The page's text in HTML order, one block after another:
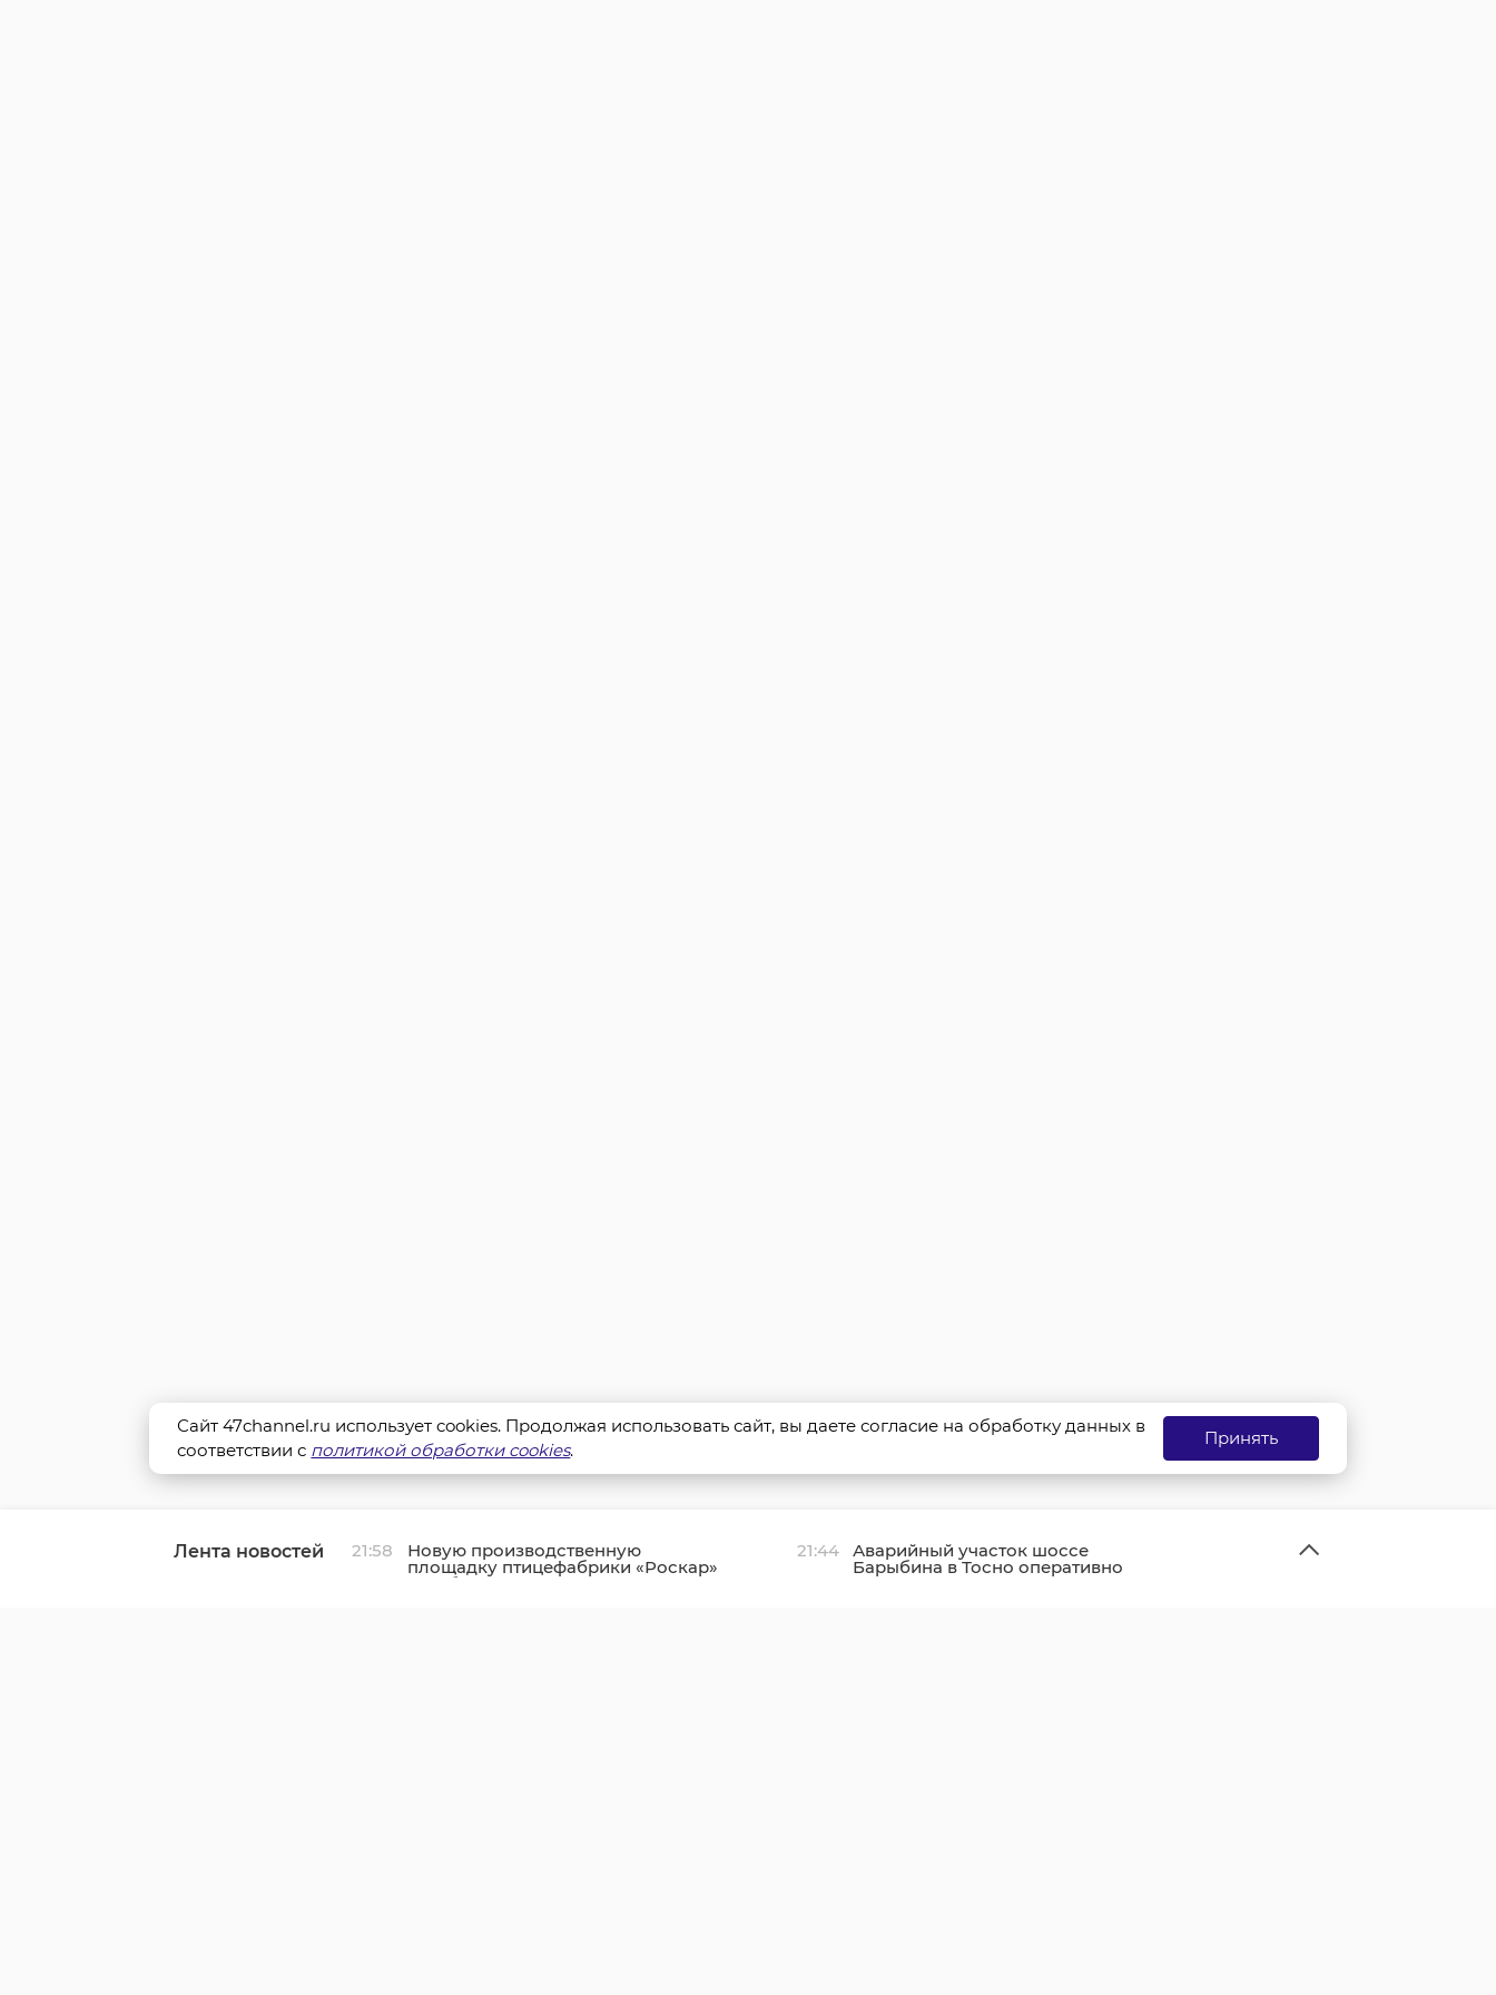
Лента новостей 21:58 Новую производственную
площадку птицефабрики «Роскар»
в Выборгском районе подключили
21:44 Аварийный участок шоссе
Барыбина в Тосно оперативно
отремонтировали и открыли для
Сайт 47channel.ru использует cookies. Продолжая использовать сайт, вы даете согласие на обработку данных в
соответствии с политикой обработки cookies.
Принять